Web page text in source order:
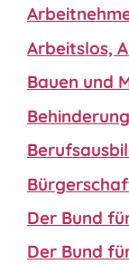
Arbeitslos,
Bauen und
Behinderung
Der Bund
Der Bund